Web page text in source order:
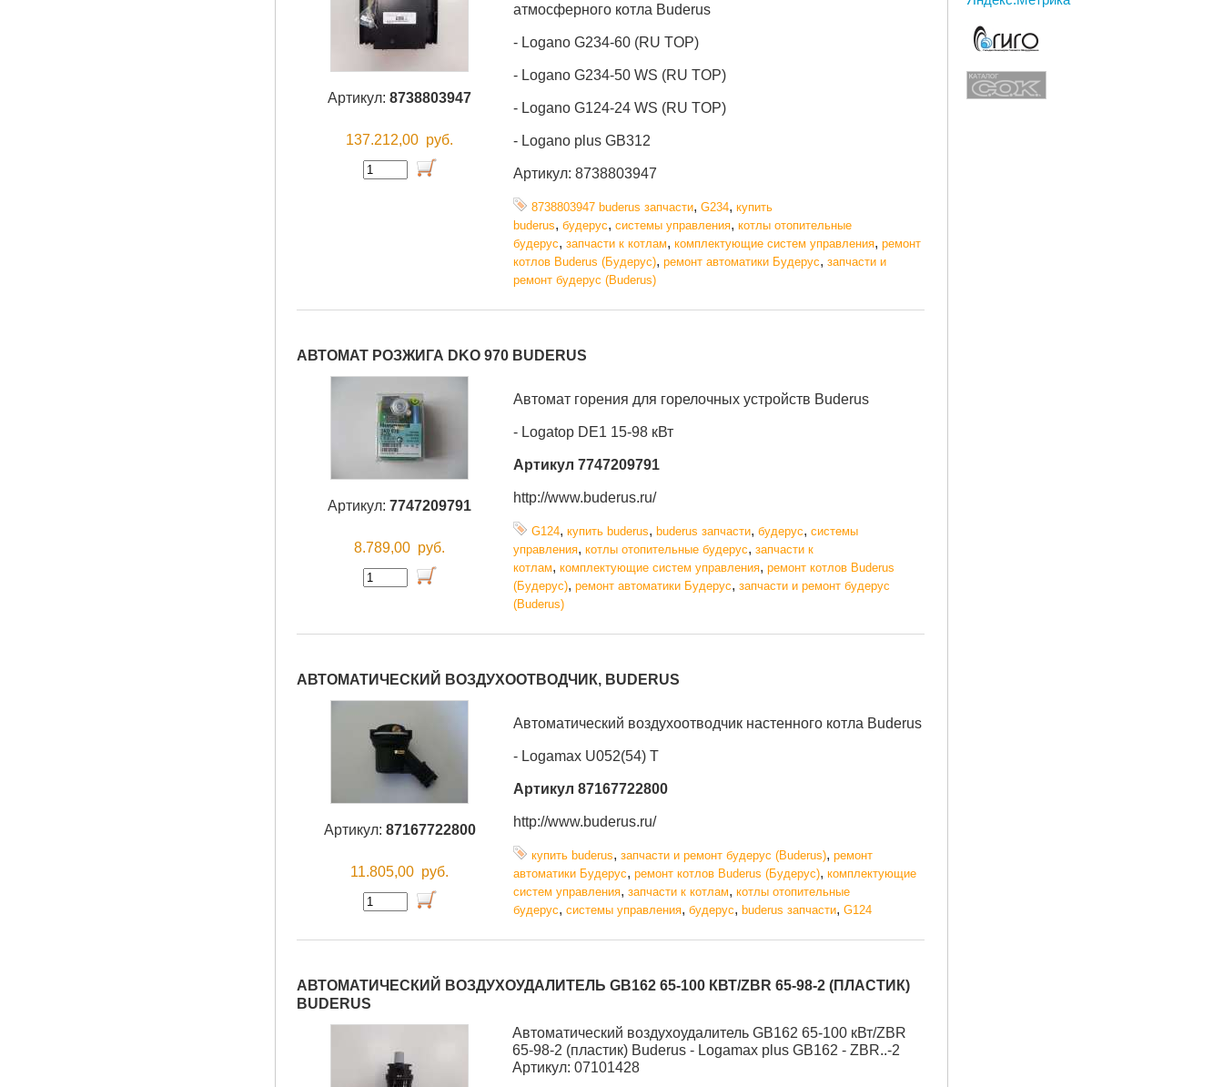
Артикул: 8738803947
137.212,00 руб.
атмосферного котла Buderus
- Logano G234-60 (RU TOP)
- Logano G234-50 WS (RU TOP)
- Logano G124-24 WS (RU TOP)
- Logano plus GB312
Артикул: 8738803947
8738803947 buderus запчасти, G234, купить
buderus, будерус, системы управления, котлы отопительные
будерус, запчасти к котлам, комплектующие систем управления, ремонт
котлов Buderus (Будерус), ремонт автоматики Будерус, запчасти и
ремонт будерус (Buderus)
АВТОМАТ РОЗЖИГА DKO 970 BUDERUS
Артикул: 7747209791
8.789,00 руб.
Автомат горения для горелочных устройств Buderus
- Logatop DE1 15-98 кВт
Артикул 7747209791
http://www.buderus.ru/
G124, купить buderus, buderus запчасти, будерус, системы
управления, котлы отопительные будерус, запчасти к
котлам, комплектующие систем управления, ремонт котлов Buderus
(Будерус), ремонт автоматики Будерус, запчасти и ремонт будерус
(Buderus)
АВТОМАТИЧЕСКИЙ ВОЗДУХООТВОДЧИК, BUDERUS
Артикул: 87167722800
11.805,00 руб.
Автоматический воздухоотводчик настенного котла Buderus
- Logamax U052(54) T
Артикул 87167722800
http://www.buderus.ru/
купить buderus, запчасти и ремонт будерус (Buderus), ремонт
автоматики Будерус, ремонт котлов Buderus (Будерус), комплектующие
систем управления, запчасти к котлам, котлы отопительные
будерус, системы управления, будерус, buderus запчасти, G124
АВТОМАТИЧЕСКИЙ ВОЗДУХОУДАЛИТЕЛЬ GB162 65-100 КВТ/ZBR 65-98-2 (ПЛАСТИК)
BUDERUS
Автоматический воздухоудалитель GB162 65-100 кВт/ZBR
65-98-2 (пластик) Buderus - Logamax plus GB162 - ZBR..-2
Артикул: 07101428